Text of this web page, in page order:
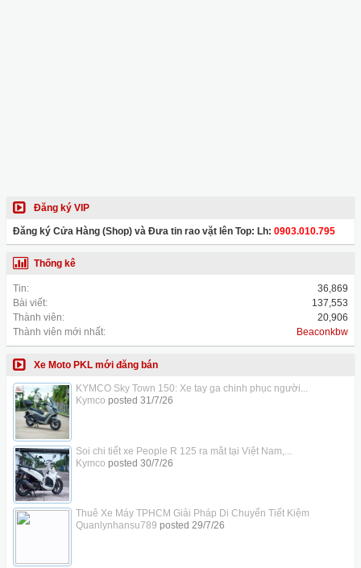
Đăng ký VIP
Đăng ký Cửa Hàng (Shop) và Đưa tin rao vặt lên Top: Lh: 0903.010.795
Thống kê
Tin:
36,869
Bài viết:
137,553
Thành viên:
20,906
Thành viên mới nhất:
Beaconkbw
Xe Moto PKL mới đăng bán
KYMCO Sky Town 150: Xe tay ga chinh phục người...
Kymco posted 31/7/26
Soi chi tiết xe People R 125 ra mắt tại Việt Nam,...
Kymco posted 30/7/26
Thuê Xe Máy TPHCM Giải Pháp Di Chuyển Tiết Kiệm
Quanlynhansu789 posted 29/7/26